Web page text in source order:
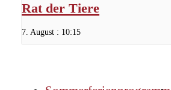
Rat der Tiere
7. August : 10:15